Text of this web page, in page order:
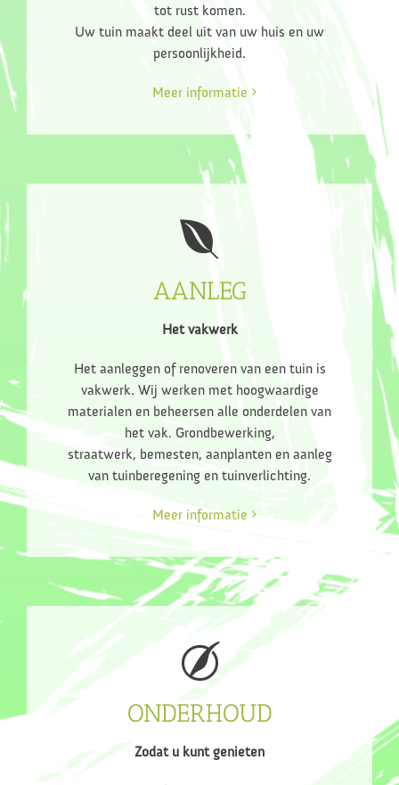
tot rust komen.
Uw tuin maakt deel uit van uw huis en uw
persoonlijkheid.
Meer informatie
AANLEG
Het vakwerk
Het aanleggen of renoveren van een tuin is
vakwerk. Wij werken met hoogwaardige
materialen en beheersen alle onderdelen van
het vak. Grondbewerking,
straatwerk, bemesten, aanplanten en aanleg
van tuinberegening en tuinverlichting.
Meer informatie
ONDERHOUD
Zodat u kunt genieten